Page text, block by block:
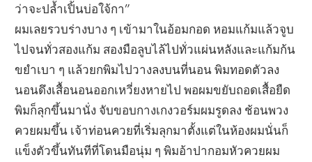
ว่าจะปล้ำเปิ้นบ่อใจ้กา”
ผมเลยรวบร่างบาง ๆ เข้ามาในอ้อมกอด หอมแก้มแล้วจูบ
ไปจนทั่วสองแก้ม สองมือลูบไล้ไปทั่วแผ่นหลังและแก้มก้น
ขยำเบา ๆ แล้วยกพิมไปวางลงบนที่นอน พิมทอดตัวลง
นอนดึงเสื้อนอนออกเหวี่ยงหายไป พอผมขยับถอดเสื้อยืด
พิมก็ลุกขึ้นมานั่ง จับขอบกางเกงวอร์มผมรูดลง ช้อนพวง
ควยผมขึ้น เจ้าท่อนควยที่เริ่มลุกมาตั้งแต่ในห้องผมนั่นก็
แข็งตัวขึ้นทันทีที่โดนมือนุ่ม ๆ พิมอ้าปากอมหัวควยผม